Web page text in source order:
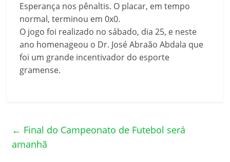
Esperança nos pênaltis. O placar, em tempo
normal, terminou em 0x0.
O jogo foi realizado no sábado, dia 25, e neste
ano homenageou o Dr. José Abraão Abdala que
foi um grande incentivador do esporte
gramense.
← Final do Campeonato de Futebol será
amanhã